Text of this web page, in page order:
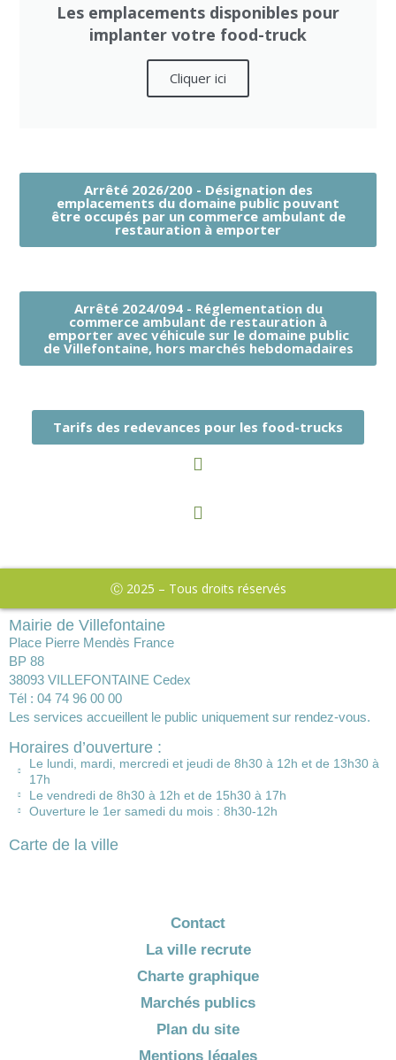
Les emplacements disponibles pour
implanter votre food-truck
Cliquer ici
Arrêté 2026/200 - Désignation des
emplacements du domaine public pouvant
être occupés par un commerce ambulant de
restauration à emporter
Arrêté 2024/094 - Réglementation du
commerce ambulant de restauration à
emporter avec véhicule sur le domaine public
de Villefontaine, hors marchés hebdomadaires
Tarifs des redevances pour les food-trucks
Ⓒ 2025 – Tous droits réservés
Mairie de Villefontaine
Place Pierre Mendès France
BP 88
38093 VILLEFONTAINE Cedex
Tél : 04 74 96 00 00
Les services accueillent le public uniquement sur rendez-vous.
Horaires d’ouverture :
Le lundi, mardi, mercredi et jeudi de 8h30 à 12h et de 13h30 à
17h
Le vendredi de 8h30 à 12h et de 15h30 à 17h
Ouverture le 1er samedi du mois : 8h30-12h
Carte de la ville
Contact
La ville recrute
Charte graphique
Marchés publics
Plan du site
Mentions légales